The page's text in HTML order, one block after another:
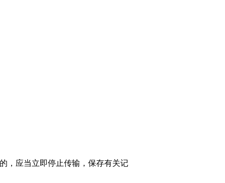
应当立即停止传输，保存有关记